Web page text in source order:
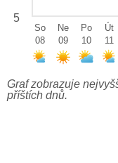
5
So
08
Ne
09
Po
10
Út
11
Graf zobrazuje
příštích dnů.